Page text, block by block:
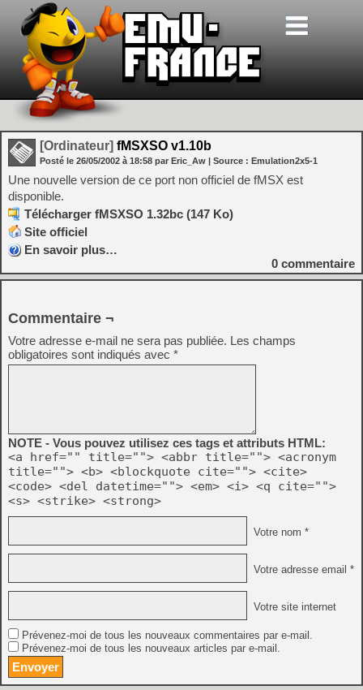
[Ordinateur] fMSXSO v1.10b
Posté le 26/05/2002 à 18:58 par Eric_Aw | Source : Emulation2x5-1
Une nouvelle version de ce port non officiel de fMSX est
disponible.
Télécharger fMSXSO 1.32bc (147 Ko)
Site officiel
En savoir plus…
0 commentaire
Commentaire ¬
Votre adresse e-mail ne sera pas publiée. Les champs
obligatoires sont indiqués avec *
NOTE - Vous pouvez utilisez ces tags et attributs HTML:
<a href="" title=""> <abbr title=""> <acronym
title=""> <b> <blockquote cite=""> <cite>
<code> <del datetime=""> <em> <i> <q cite="">
<s> <strike> <strong>
Votre nom *
Votre adresse email *
Votre site internet
Prévenez-moi de tous les nouveaux commentaires par e-mail.
Prévenez-moi de tous les nouveaux articles par e-mail.